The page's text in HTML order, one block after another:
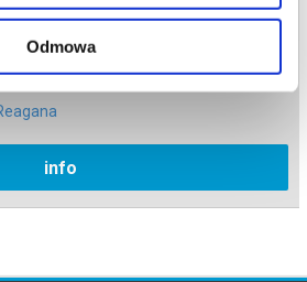
Odmowa
(sobota)
info